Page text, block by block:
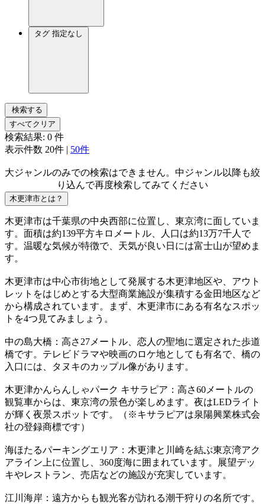
タグ 指定なし
検索する
すべてクリア
検索結果: 0 件
表示件数 20件 | 50件
大ジャンルのみでの検索はできません。中ジャンル以降も絞
り込んで再度検索してみてください
木更津市とは？
木更津市は千葉県の中央西部に位置し、東京湾に面していま
す。面積は約139平方キロメートル、人口は約13万7千人で
す。温暖な気候が特徴で、天気が良い日には富士山が望めま
す。
木更津市は中心市街地として発展する木更津地区や、アウト
レットをはじめとする大型商業施設が集積する金田地区など
から構成されています。まず、木更津市にある有名なスポッ
トを4つ見てみましょう。
中の島大橋：高さ27メートル、恋人の聖地に選定された歩道
橋です。テレビドラマや映画のロケ地としても有名で、橋の
入口には、タヌキのカップル像があります。
木更津かんらんしゃパーク キサラピア：高さ60メートルの
観覧車からは、東京湾の景色が楽しめます。夜はLEDライト
が輝く夜景スポットです。（※キサラピアは泉陽興業株式会
社の登録商標です）
海ほたるパーキングエリア：木更津と川崎を結ぶ東京湾アク
アライン上に位置し、360度海に囲まれています。展望デッ
キやレストラン、売店などの施設が充実しています。
江川海岸：遠方からも観光客が訪れる潮干狩りの名所です。